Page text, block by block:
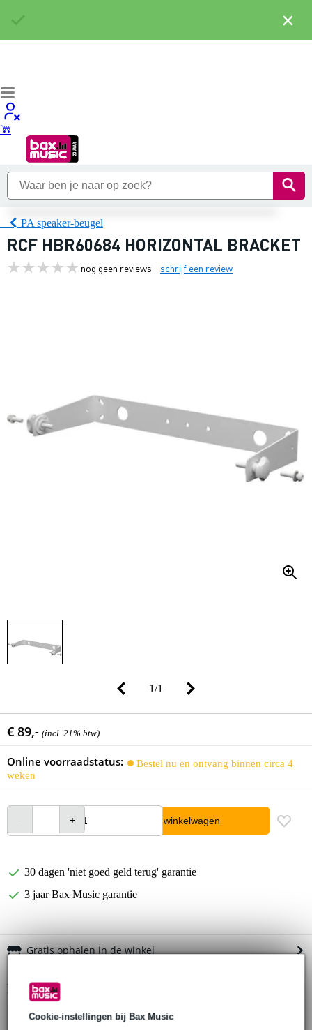
Cookie-instellingen bij Bax Music
PA speaker-beugel
RCF HBR60684 HORIZONTAL BRACKET
nog geen reviews schrijf een review
1/1
€ 89,- (incl. 21% btw)
Online voorraadstatus:
Bestel nu en ontvang binnen circa 4
weken
In winkelwagen
30 dagen 'niet goed geld terug' garantie
3 jaar Bax Music garantie
Gratis ophalen in de winkel
Productinformatie
speakerbeugel voor: NXL 14-A
×